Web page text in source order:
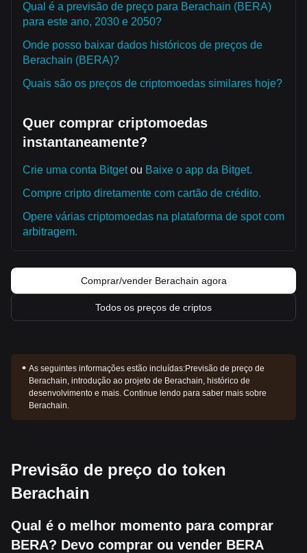
Qual é a previsão de preço para Berachain (BERA)
para este ano, 2030 e 2050?
Onde posso baixar dados históricos de preços de
Berachain (BERA)?
Quais são os preços de criptomoedas similares hoje?
Quer comprar criptomoedas
instantaneamente?
Crie uma conta Bitgetou Baixe o app da Bitget.
Compre cripto diretamente com cartão de crédito.
Opere várias criptomoedas na plataforma de spot com
arbitragem.
Comprar/vender Berachain agora
Todos os preços de criptos
As seguintes informações estão incluídas:Previsão de preço de
Berachain, introdução ao projeto de Berachain, histórico de
desenvolvimento e mais. Continue lendo para saber mais sobre
Berachain.
Previsão de preço do token
Berachain
Qual é o melhor momento para comprar
BERA? Devo comprar ou vender BERA